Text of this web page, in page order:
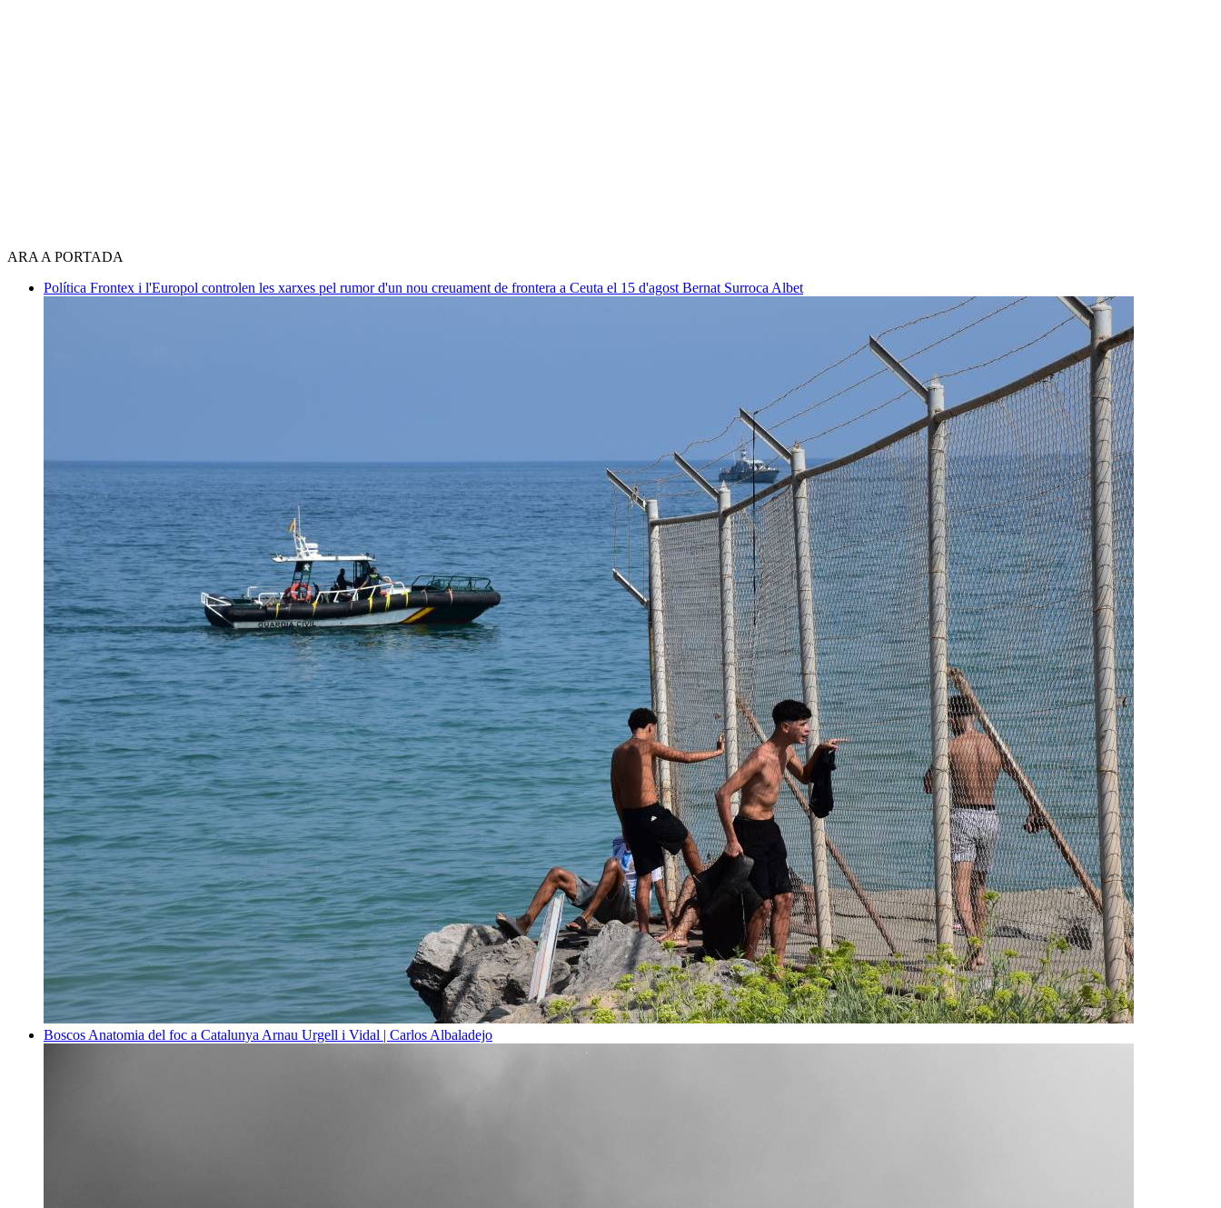
ARA A PORTADA
Política Frontex i l'Europol controlen les xarxes pel rumor d'un nou creuament de frontera a Ceuta el 15 d'agost Bernat Surroca Albet
Boscos Anatomia del foc a Catalunya Arnau Urgell i Vidal | Carlos Albaladejo